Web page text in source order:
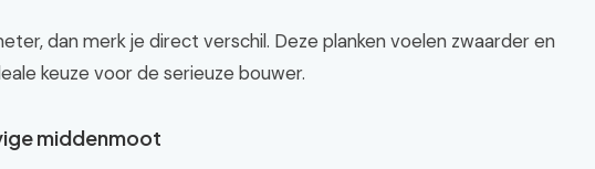
dan merk je direct verschil. Deze planken voelen zwaarder en
keuze voor de serieuze bouwer.
middenmoot